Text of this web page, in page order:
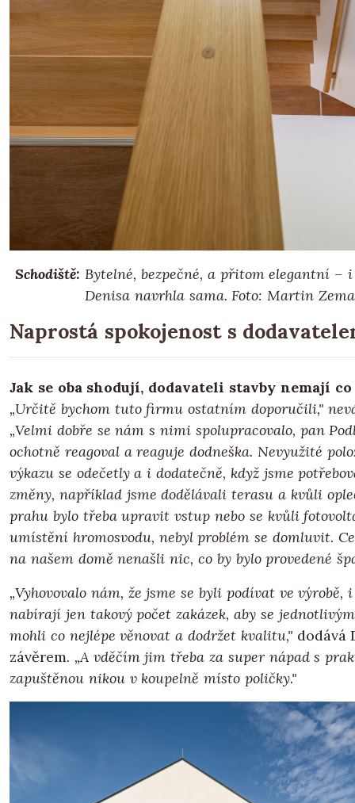
Schodiště: Bytelné, bezpečné, a přitom elegantní –
Denisa navrhla sama. Foto: Martin
Naprostá spokojenost s
Jak se oba shodují, dodavateli stavby nemají
„Určitě bychom tuto firmu ostatním doporučili,"
„Velmi dobře se nám s nimi spolupracovalo, pan
ochotně reagoval a reaguje dodneška. Nevyužité
výkazu se odečetly a i dodatečně, když jsme
změny, například jsme dodělávali terasu a kvůli
prahu bylo třeba upravit vstup nebo se kvůli
umístění hromosvodu, nebyl problém se domluvit.
na našem domě nenašli nic, co by bylo provedené
„Vyhovovalo nám, že jsme se byli podívat ve výrobě,
nabírají jen takový počet zakázek, aby se
mohli co nejlépe věnovat a dodržet kvalitu,"dodává
závěrem. „A vděčím jim třeba za super nápad s
zapuštěnou nikou v koupelně místo poličky."